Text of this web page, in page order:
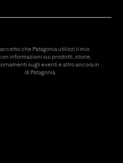
che Patagonia utilizzi il mio
informazioni sui prodotti, storie,
sugli eventi e altro ancora in
di Patagonia.